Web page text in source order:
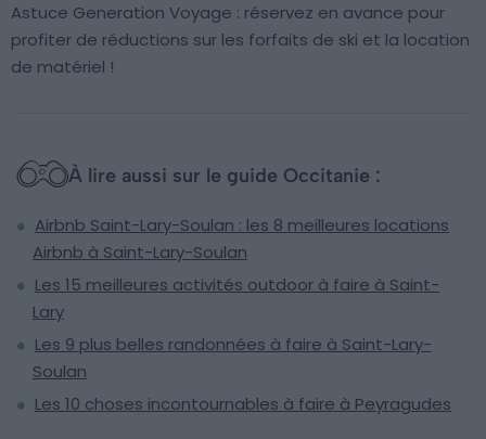
Astuce Generation Voyage : réservez en avance pour
profiter de réductions sur les forfaits de ski et la location
de matériel !
À lire aussi sur le guide Occitanie :
Airbnb Saint-Lary-Soulan : les 8 meilleures locations
Airbnb à Saint-Lary-Soulan
Les 15 meilleures activités outdoor à faire à Saint-
Lary
Les 9 plus belles randonnées à faire à Saint-Lary-
Soulan
Les 10 choses incontournables à faire à Peyragudes